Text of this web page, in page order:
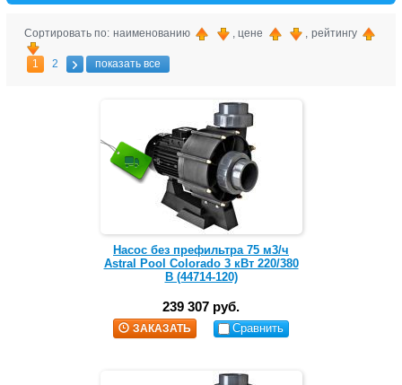
Сортировать по: наименованию , цене , рейтингу
1 2 показать все
Насос без префильтра 75 м3/ч
Astral Pool Colorado 3 кВт 220/380
В (44714-120)
239 307 руб.
ЗАКАЗАТЬ Сравнить